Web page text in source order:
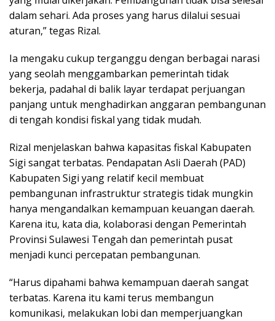
dalam sehari. Ada proses yang harus dilalui sesuai
aturan,” tegas Rizal.
Ia mengaku cukup terganggu dengan berbagai narasi
yang seolah menggambarkan pemerintah tidak
bekerja, padahal di balik layar terdapat perjuangan
panjang untuk menghadirkan anggaran pembangunan
di tengah kondisi fiskal yang tidak mudah.
Rizal menjelaskan bahwa kapasitas fiskal Kabupaten
Sigi sangat terbatas. Pendapatan Asli Daerah (PAD)
Kabupaten Sigi yang relatif kecil membuat
pembangunan infrastruktur strategis tidak mungkin
hanya mengandalkan kemampuan keuangan daerah.
Karena itu, kata dia, kolaborasi dengan Pemerintah
Provinsi Sulawesi Tengah dan pemerintah pusat
menjadi kunci percepatan pembangunan.
“Harus dipahami bahwa kemampuan daerah sangat
terbatas. Karena itu kami terus membangun
komunikasi, melakukan lobi dan memperjuangkan